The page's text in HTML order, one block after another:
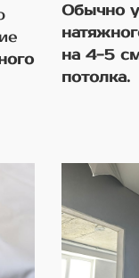
Обычно
на 4-5
потолка.